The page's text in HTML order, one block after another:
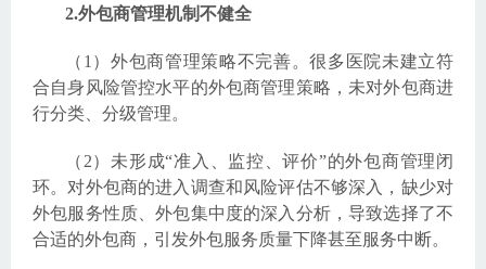
2.外包商管理机制不健全
（1）外包商管理策略不完善。很多医院未建立符
合自身风险管控水平的外包商管理策略，未对外包商进
行分类、分级管理。
（2）未形成“准入、监控、评价”的外包商管理闭
环。对外包商的进入调查和风险评估不够深入，缺少对
外包服务性质、外包集中度的深入分析，导致选择了不
合适的外包商，引发外包服务质量下降甚至服务中断。